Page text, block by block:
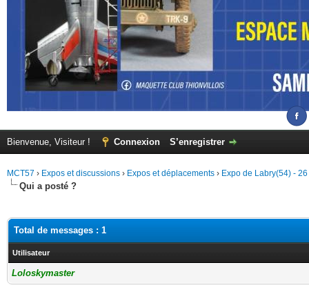
Bienvenue, Visiteur ! Connexion S’enregistrer
MCT57 › Expos et discussions › Expos et déplacements › Expo de Labry(54) -
Qui a posté ?
Total de messages : 1
Utilisateur
Loloskymaster